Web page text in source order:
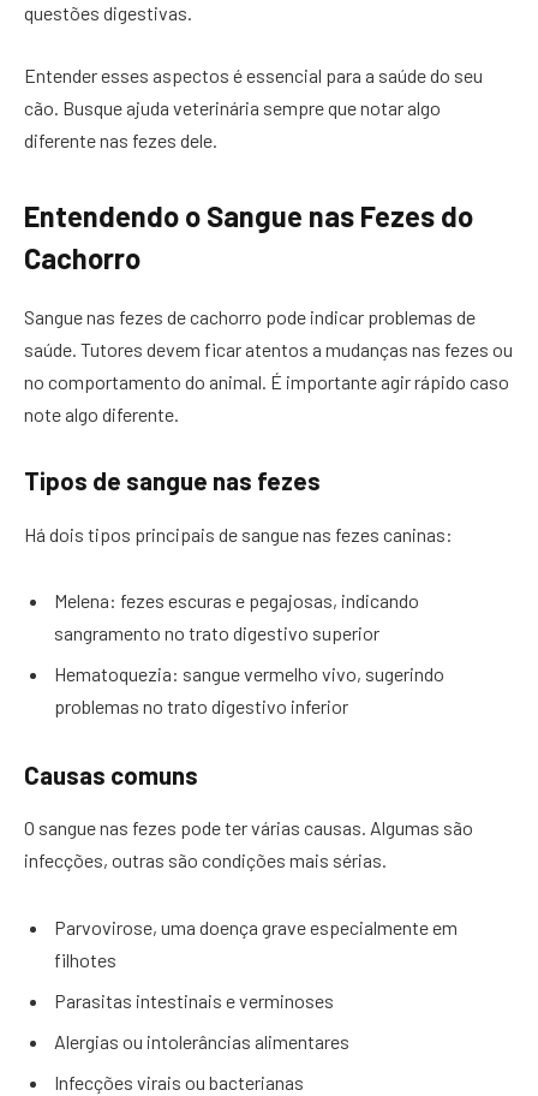
questões digestivas.
Entender esses aspectos é essencial para a saúde do seu
cão. Busque ajuda veterinária sempre que notar algo
diferente nas fezes dele.
Entendendo o Sangue nas Fezes do
Cachorro
Sangue nas fezes de cachorro pode indicar problemas de
saúde. Tutores devem ficar atentos a mudanças nas fezes ou
no comportamento do animal. É importante agir rápido caso
note algo diferente.
Tipos de sangue nas fezes
Há dois tipos principais de sangue nas fezes caninas:
Melena: fezes escuras e pegajosas, indicando
sangramento no trato digestivo superior
Hematoquezia: sangue vermelho vivo, sugerindo
problemas no trato digestivo inferior
Causas comuns
O sangue nas fezes pode ter várias causas. Algumas são
infecções, outras são condições mais sérias.
Parvovirose, uma doença grave especialmente em
filhotes
Parasitas intestinais e verminoses
Alergias ou intolerâncias alimentares
Infecções virais ou bacterianas